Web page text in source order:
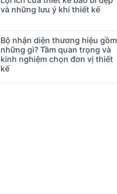
và những lưu ý khi thiết kế
Bộ nhận diện thương hiệu gồm
những gì? Tầm quan trọng và
kinh nghiệm chọn đơn vị thiết
kế